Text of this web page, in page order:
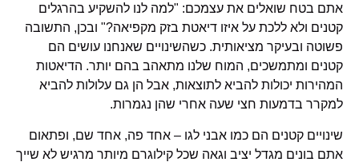
אתם בטח שואלים את עצמכם: "למה לנו להשקיע בהרגלים
קטנים ולא ללכת על איזו דיאטת בזק מקפיאה?" ובכן, התשובה
פשוטה ובעיקר מציאותית. כשהשינויים שאנחנו עושים הם
קטנים ומתמשכים, המוח שלנו מתאהב בהם יותר. הדיאטות
המהירות יכולות להביא לתוצאות, אבל הן גם עלולות להביא
למקרר בדמעות חצי שעה אחרי שהן נגמרות.
שינויים קטנים הם כמו אבני לגו – אחד פה, אחד שם, ופתאום
אתם בונים מגדל יציב וגאה שכל קילוגרם מיותר מרגיש לא שייך